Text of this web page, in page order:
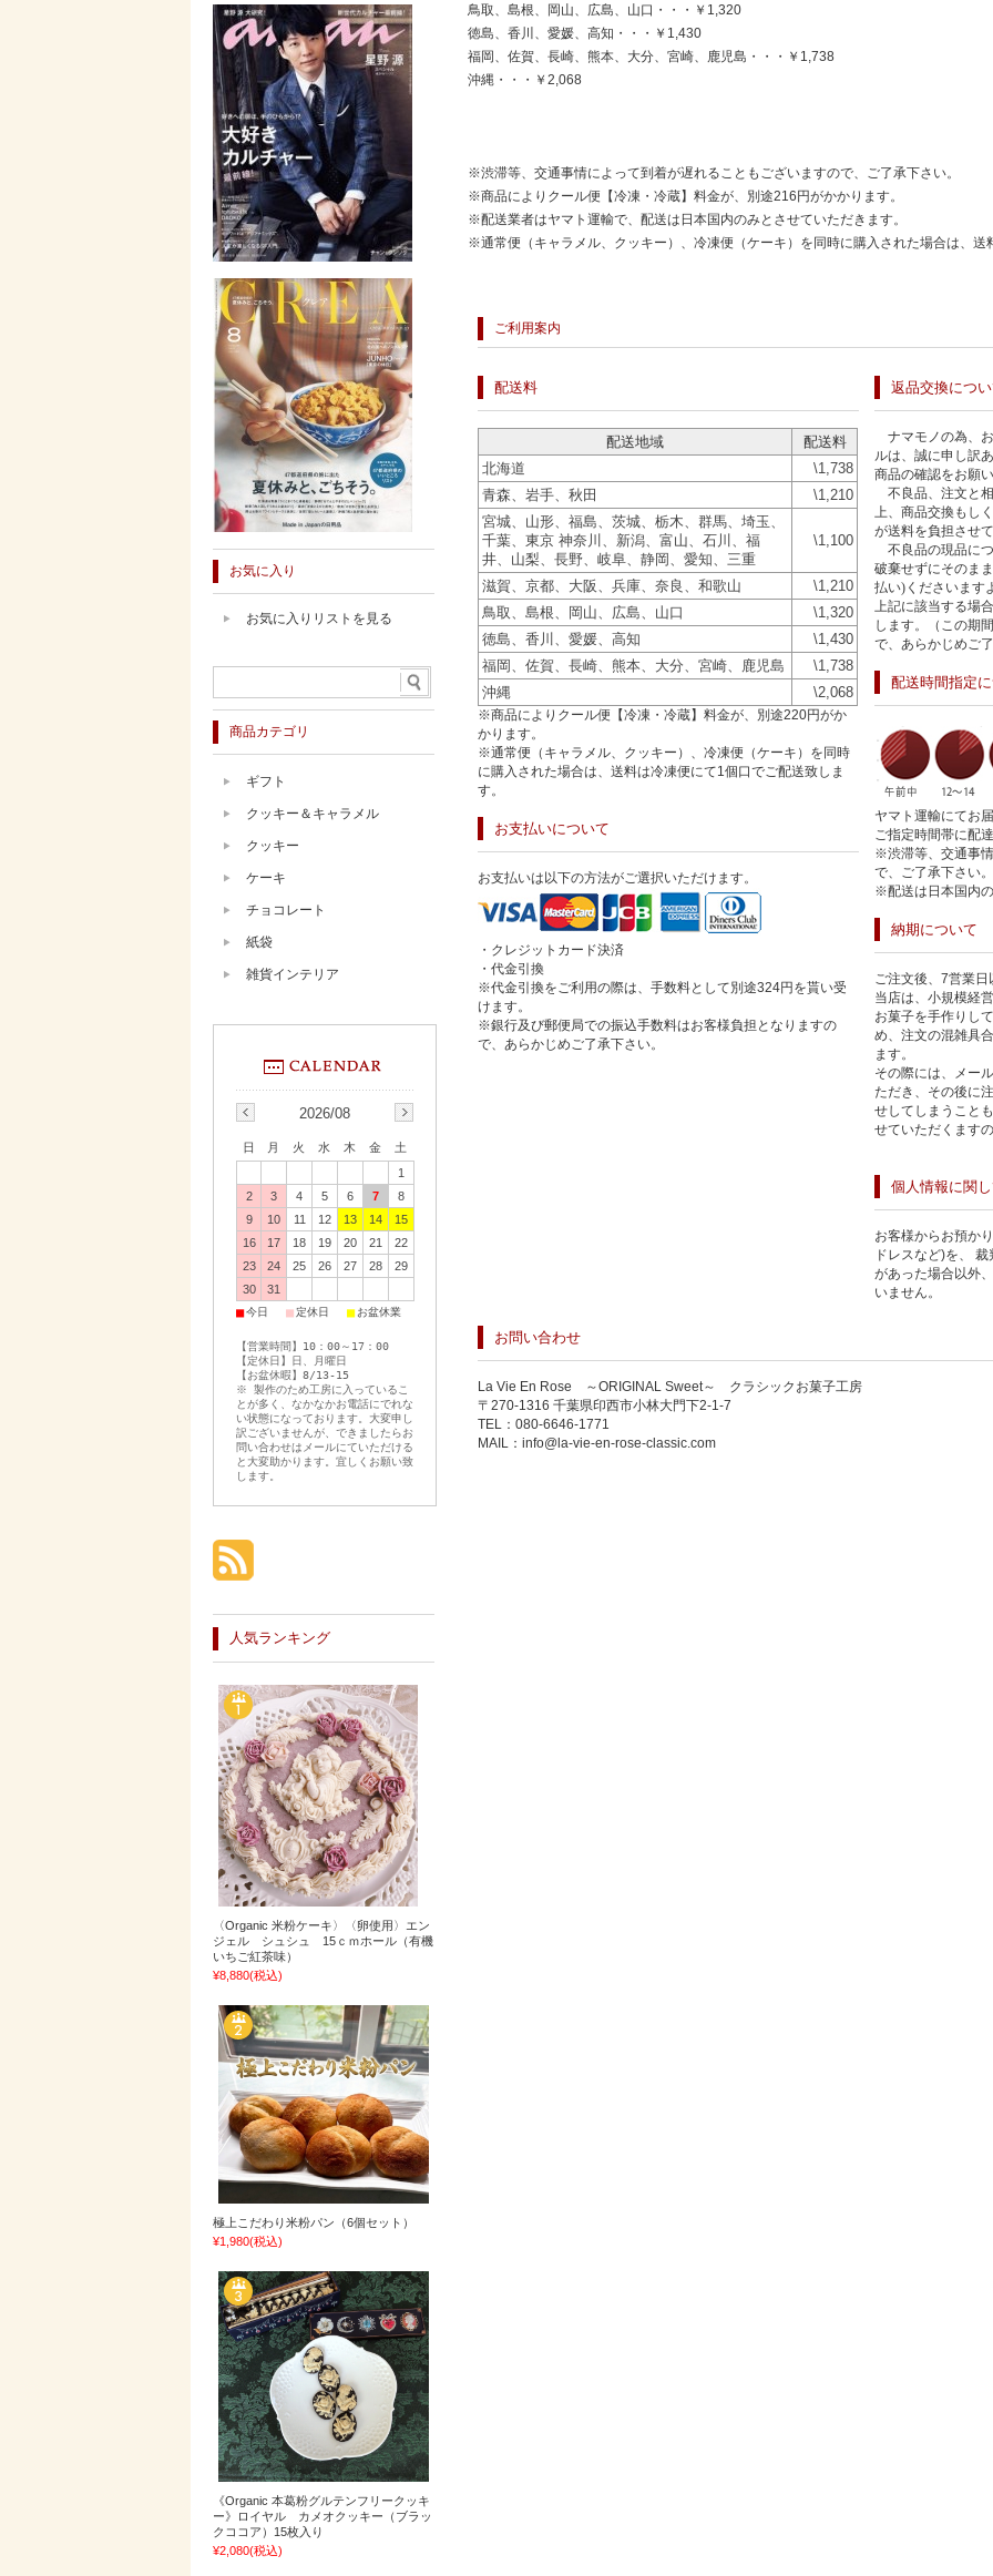
鳥取、島根、岡山、広島、山口・・・￥1,320
徳島、香川、愛媛、高知・・・￥1,430
福岡、佐賀、長崎、熊本、大分、宮崎、鹿児島・・・￥1,738
沖縄・・・￥2,068
※渋滞等、交通事情によって到着が遅れることもございますので、ご了承下さい。
※商品によりクール便【冷凍・冷蔵】料金が、別途216円がかかります。
※配送業者はヤマト運輸で、配送は日本国内のみとさせていただきます。
※通常便（キャラメル、クッキー）、冷凍便（ケーキ）を同時に購入された場合は、送
ご利用案内
配送料
配送地域
配送料
北海道
\1,738
青森、岩手、秋田
\1,210
宮城、山形、福島、茨城、栃木、群馬、埼玉、
千葉、東京 神奈川、新潟、富山、石川、福
井、山梨、長野、岐阜、静岡、愛知、三重
\1,100
滋賀、京都、大阪、兵庫、奈良、和歌山
\1,210
鳥取、島根、岡山、広島、山口
\1,320
徳島、香川、愛媛、高知
\1,430
福岡、佐賀、長崎、熊本、大分、宮崎、鹿児島
\1,738
沖縄
\2,068
※商品によりクール便【冷凍・冷蔵】料金が、別途220円がか
かります。
※通常便（キャラメル、クッキー）、冷凍便（ケーキ）を同時
に購入された場合は、送料は冷凍便にて1個口でご配送致しま
す。
お支払いについて
お支払いは以下の方法がご選択いただけます。
・クレジットカード決済
・代金引換
※代金引換をご利用の際は、手数料として別途324円を貰い受
けます。
※銀行及び郵便局での振込手数料はお客様負担となりますの
で、あらかじめご了承下さい。
返品交換につ
ナマモノの為、
ルは、誠に申し訳
商品の確認をお願い
不良品、注文と
上、商品交換もし
が送料を負担させ
不良品の現品に
破棄せずにそのま
払い) くださいます
上記に該当する場
します。（この期
で、あらかじめご
配送時間指定
ヤマト運輸にてお
ご指定時間帯に配
※渋滞等、交通事
で、ご了承下さい。
※配送は日本国内の
納期について
ご注文後、7営業日
当店は、小規模経
お菓子を手作りし
め、注文の混雑具
ます。
その際には、メー
ただき、その後に
せしてしまうこと
せていただくます
個人情報に関
お客様からお預か
ドレスなど)を、
があった場合以外
いません。
お問い合わせ
La Vie En Rose ～ORIGINAL Sweet～ クラシックお菓子工房
〒270-1316 千葉県印西市小林大門下2-1-7
TEL： 080-6646-1771
MAIL： info@la-vie-en-rose-classic.com
お気に入り
お気に入りリストを見る
商品カテゴリ
ギフト
クッキー＆キャラメル
クッキー
ケーキ
チョコレート
紙袋
雑貨インテリア
2026/08
日 月 火 水 木 金
土
1
2
3 4 5 6 7
8
9
10 11 12 13 14
15
16
17 18 19 20 21
22
23
24 25 26 27 28
29
30
31
■今日 ■定休日 ■ お盆休業
【営業時間】10：00～17：00
【定休日】日、月曜日
【お盆休暇】8/13-15
※ 製作のため工房に入っているこ
とが多く、なかなかお電話にでれな
い状態になっております。大変申し
訳ございませんが、できましたらお
問い合わせはメールにていただける
と大変助かります。宜しくお願い致
します。
人気ランキング
〈Organic 米粉ケーキ〉〈卵使用〉エン
ジェル シュシュ 15ｃｍホール（有機
いちご紅茶味）
¥8,880(税込)
極上こだわり米粉パン（6個セット）
¥1,980(税込)
《Organic 本葛粉グルテンフリークッキ
ー》ロイヤル カメオクッキー（ブラッ
クココア）15枚入り
¥2,080(税込)